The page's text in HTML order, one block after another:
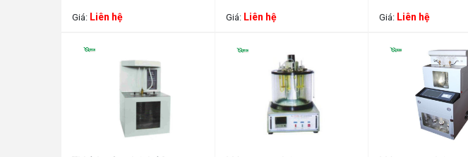
Giá: Liên hệ Giá: Liên hệ Giá: Liên hệ